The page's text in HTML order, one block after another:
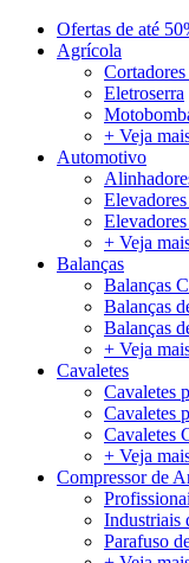
Ofertas de até
Agrícola
Eletroserra
+ Veja
Automotivo
+ Veja
Balanças
Balanças
Balanças
Balanças
+ Veja
Cavaletes
Cavaletes
Cavaletes
Cavaletes
+ Veja
Compressor de
Industriais
Parafuso